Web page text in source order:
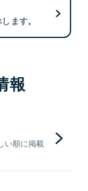
ます。
報
い順に掲載